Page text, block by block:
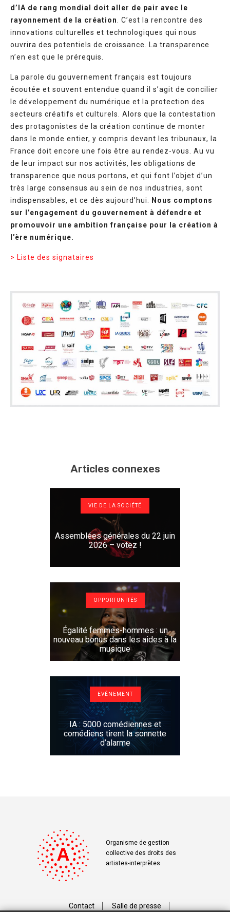
d’IA de rang mondial doit aller de pair avec le
rayonnement de la création
. C’est la rencontre des
innovations culturelles et technologiques qui nous
ouvrira des potentiels de croissance. La transparence
n’en est que le prérequis.
La parole du gouvernement français est toujours
écoutée et souvent entendue quand il s’agit de concilier
le développement du numérique et la protection des
secteurs créatifs et culturels. Alors que la contestation
des protagonistes de la création continue de monter
dans le monde entier, y compris devant les tribunaux, la
France doit encore une fois être au rendez-vous. Au vu
de leur impact sur nos activités, les obligations de
transparence que nous portons, et qui font l’objet d’un
très large consensus au sein de nos industries, sont
indispensables, et ce dès aujourd’hui.
Nous comptons
sur l’engagement du gouvernement à défendre et
promouvoir une ambition française pour la création à
l’ère numérique.
> Liste des signataires
Articles connexes
VIE DE LA SOCIÉTÉ
Assemblées générales du 22 juin
2026 – votez !
OPPORTUNITÉS
Égalité femmes-hommes : un
nouveau bonus dans les aides à la
musique
EVÉNEMENT
IA : 5000 comédiennes et
comédiens tirent la sonnette
d’alarme
Organisme de gestion
collective des droits des
artistes-interprètes
Contact Salle de presse